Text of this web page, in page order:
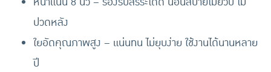
ปวดหลัง
ใยอัดคุณภาพสูง – แน่นทน ไม่ยุบง่าย ใช้งานได้นานหลาย
ปี